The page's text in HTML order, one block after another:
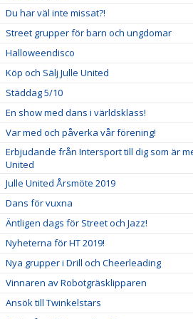
Du har väl inte missat?!
Street grupper för barn och ungdomar
Halloweendisco
Köp och Sälj Julle United
Städdag 5/10
En show med dans i världsklass!
Var med och påverka vår förening!
Erbjudande från Intersport till dig som är
United
Julle United Årsmöte 2019
Dans för vuxna
Äntligen dags för Street och Jazz!
Nyheterna för HT 2019!
Nya grupper i Drill och Cheerleading
Vinnaren av Robotgräsklipparen
Ansök till Twinkelstars